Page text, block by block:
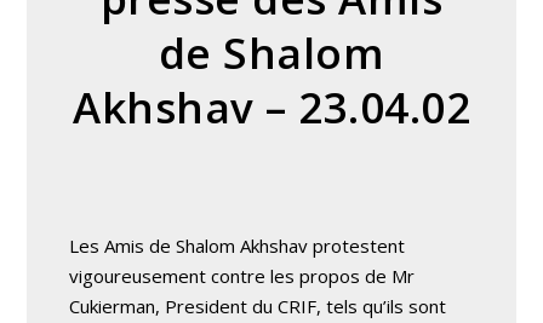
de Shalom
Akhshav – 23.04.02
Les Amis de Shalom Akhshav protestent
vigoureusement contre les propos de Mr
Cukierman, President du CRIF, tels qu’ils sont